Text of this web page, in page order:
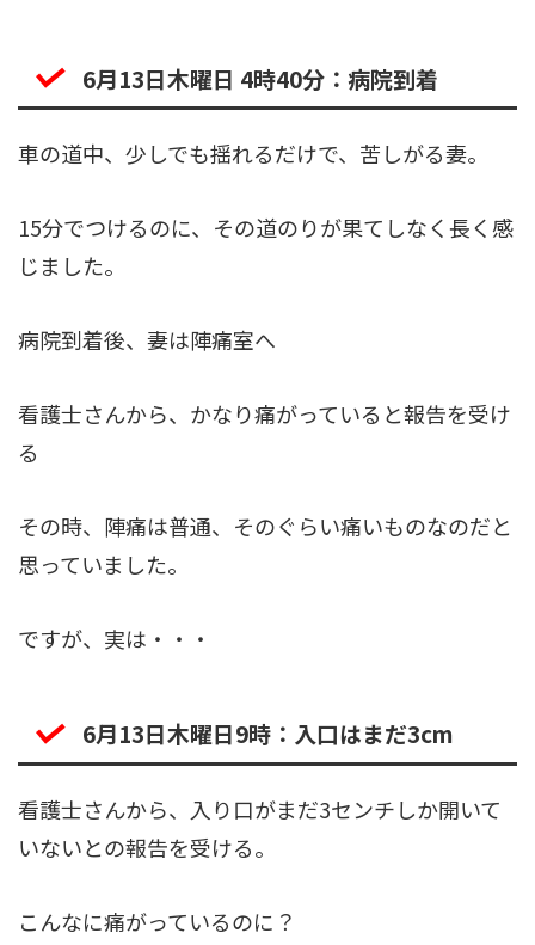
6月13日木曜日 4時40分：病院到着
車の道中、少しでも揺れるだけで、苦しがる妻。
15分でつけるのに、その道のりが果てしなく長く感
じました。
病院到着後、妻は陣痛室へ
看護士さんから、かなり痛がっていると報告を受け
る
その時、陣痛は普通、そのぐらい痛いものなのだと
思っていました。
ですが、実は・・・
6月13日木曜日9時：入口はまだ3cm
看護士さんから、入り口がまだ3センチしか開いて
いないとの報告を受ける。
こんなに痛がっているのに？